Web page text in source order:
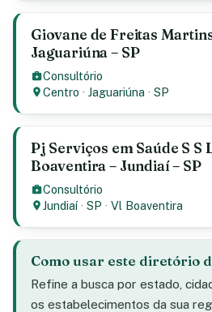
Giovane de Freitas
Jaguariúna – SP
Consultório
Centro ·Jaguariúna ·SP
Pj Serviços em Saúde S S
Boaventira – Jundiaí – SP
Consultório
Jundiaí ·SP ·Vl Boaventira
Como usar este diretório
Refine a busca por estado,
os estabelecimentos da sua